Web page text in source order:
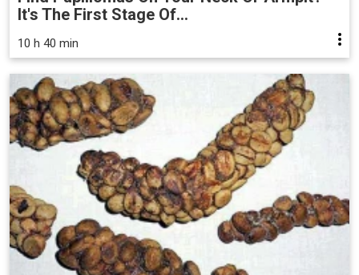
It's The First Stage Of...
10 h 40 min